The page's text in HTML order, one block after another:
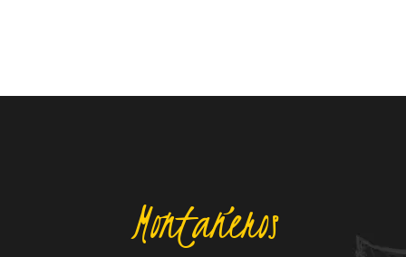
Montañeros